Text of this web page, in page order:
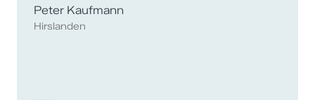
Peter Kaufmann
Hirslanden